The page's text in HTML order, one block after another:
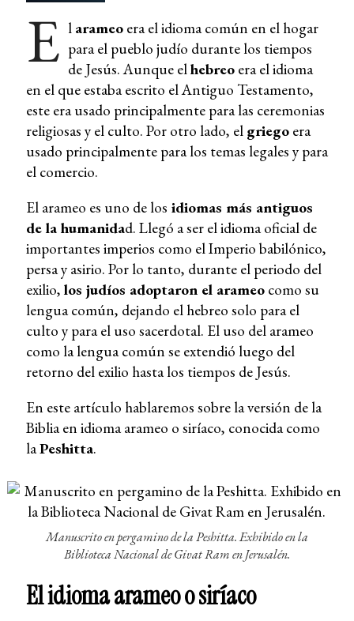
E l arameoera el idioma común en el hogar
para el pueblo judío durante los tiempos
de Jesús. Aunque elhebreoera el idioma
en el que estaba escrito el Antiguo Testamento,
este era usado principalmente para las ceremonias
religiosas y el culto. Por otro lado, el griegoera
usado principalmente para los temas legales y para
el comercio.
El arameo es uno de los idiomas más antiguos
de la humanidad. Llegó a ser el idioma oficial de
importantes imperios como el Imperio babilónico,
persa y asirio. Por lo tanto, durante el periodo del
exilio, los judíos adoptaron el arameocomo su
lengua común, dejando el hebreo solo para el
culto y para el uso sacerdotal. El uso del arameo
como la lengua común se extendió luego del
retorno del exilio hasta los tiempos de Jesús.
En este artículo hablaremos sobre la versión de la
Biblia en idioma arameo o siríaco, conocida como
laPeshitta.
Manuscrito en pergamino de la Peshitta. Exhibido en la
Biblioteca Nacional de Givat Ram en Jerusalén.
El idioma arameo o siríaco